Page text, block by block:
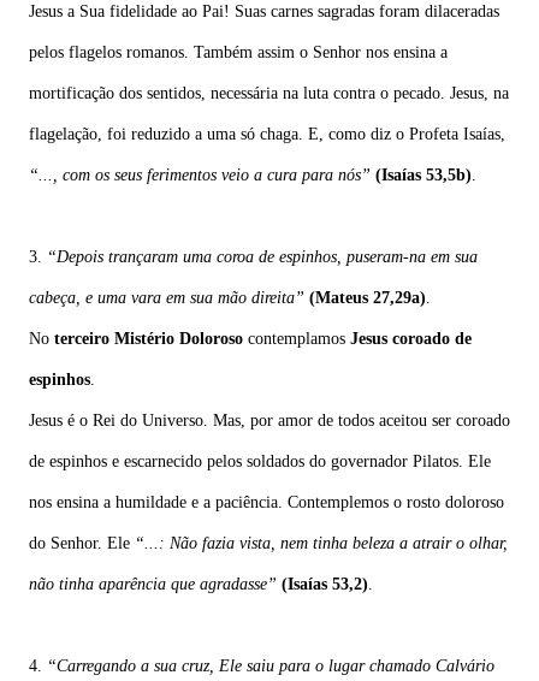
Jesus a Sua fidelidade ao Pai! Suas carnes sagradas foram dilaceradas
pelos flagelos romanos. Também assim o Senhor nos ensina a
mortificação dos sentidos, necessária na luta contra o pecado. Jesus, na
flagelação, foi reduzido a uma só chaga. E, como diz o Profeta Isaías,
“..., com os seus ferimentos veio a cura para nós” (Isaías 53,5b)
3. “Depois trançaram uma coroa de espinhos, puseram-na em sua
cabeça, e uma vara em sua mão direita” (Mateus 27,29a)
No terceiro Mistério Doloroso contemplamos Jesus coroado de
espinhos
Jesus é o Rei do Universo. Mas, por amor de todos aceitou ser coroado
de espinhos e escarnecido pelos soldados do governador Pilatos. Ele
nos ensina a humildade e a paciência. Contemplemos o rosto doloroso
do Senhor. Ele “...: Não fazia vista, nem tinha beleza a atrair o olhar,
não tinha aparência que agradasse” (Isaías 53,2)
4. “Carregando a sua cruz, Ele saiu para o lugar chamado Calvário